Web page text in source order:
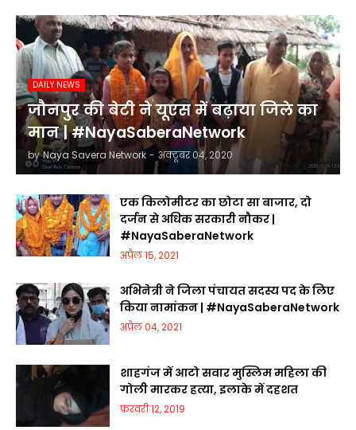
DAILY NEWS
जौनपुर की बेटी ने यूएस में बढ़ाया जिले का
मान | #NayaSaberaNetwork
by Naya Savera Network - अक्टूबर 04, 2020
एक किलोमीटर का छोटा सा बाजार, दो
दर्जन से अधिक सरकारी नौकर |
#NayaSaberaNetwork
अप्रैल 15, 2021
अभिनेत्री ने जिला पंचायत सदस्य पद के लिए
किया नामांकन | #NayaSaberaNetwork
अप्रैल 04, 2021
शाहगंज में आटो सवार मुस्लिम महिला की
गोली मारकर हत्या, इलाके में दहशत
फ़रवरी 12, 2019